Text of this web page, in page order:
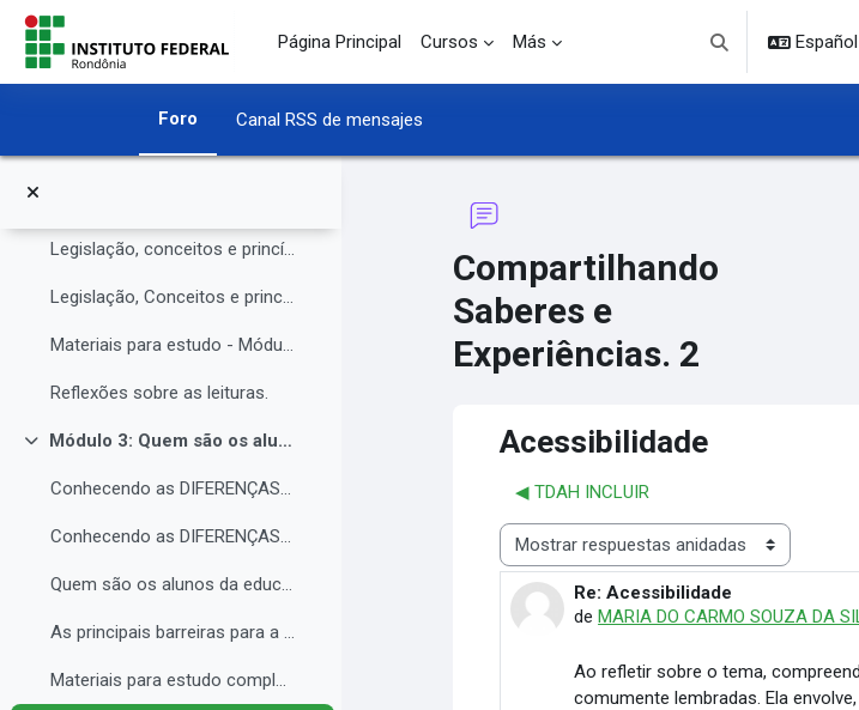
Salta al contenido principal
Página Principal
Cursos Más
Selector de
Foro Canal RSS de mensajes
Compartilhando Saberes e Experiências.
Legislação, conceitos e princípios da educação inclusiva.
Legislação, Conceitos e princípios da educação inclusiva (parte 2)
Materiais para estudo - Módulo 2.
Reflexões sobre as leituras.
Colapsar
Módulo 3: Quem são os alunos da educação inclusiva.
Conhecendo as DIFERENÇAS para promover a IGUALDADE com EQUIDADE.
Conhecendo as DIFERENÇAS para promover a IGUALDADE com EQUIDADE.
Quem são os alunos da educação inclusiva.
As principais barreiras para a inclusão.
Materiais para estudo complementar - Módulo 3.
Compartilhando
Saberes e
Experiências. 2
Acessibilidade
◀︎ TDAH INCLUIR
Mostrar modo
Re: Acessibilidade
deMARIA DO CARMO SOUZA DA
Número de respuestas: 0
Ao refletir sobre o tema,
comumente lembradas. Ela